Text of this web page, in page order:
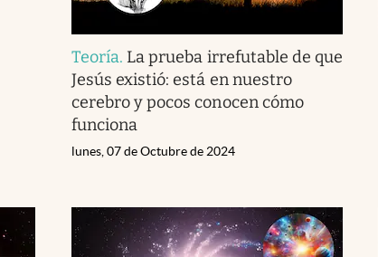
Teoría. La prueba irrefutable de que
Jesús existió: está en nuestro
cerebro y pocos conocen cómo
funciona
lunes, 07 de Octubre de 2024